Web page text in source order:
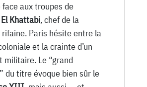
aux troupes de
Khattabi, chef de la
Paris hésite entre la
et la crainte d’un
militaire. Le “grand
du titre évoque bien sûr le